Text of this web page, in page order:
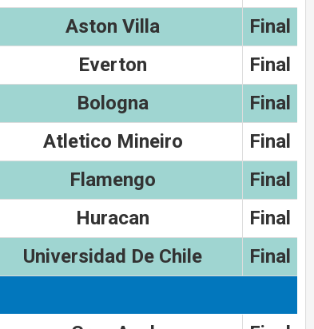
Aston Villa
Final
Everton
Final
Bologna
Final
Atletico Mineiro
Final
Flamengo
Final
Huracan
Final
Universidad De Chile
Final